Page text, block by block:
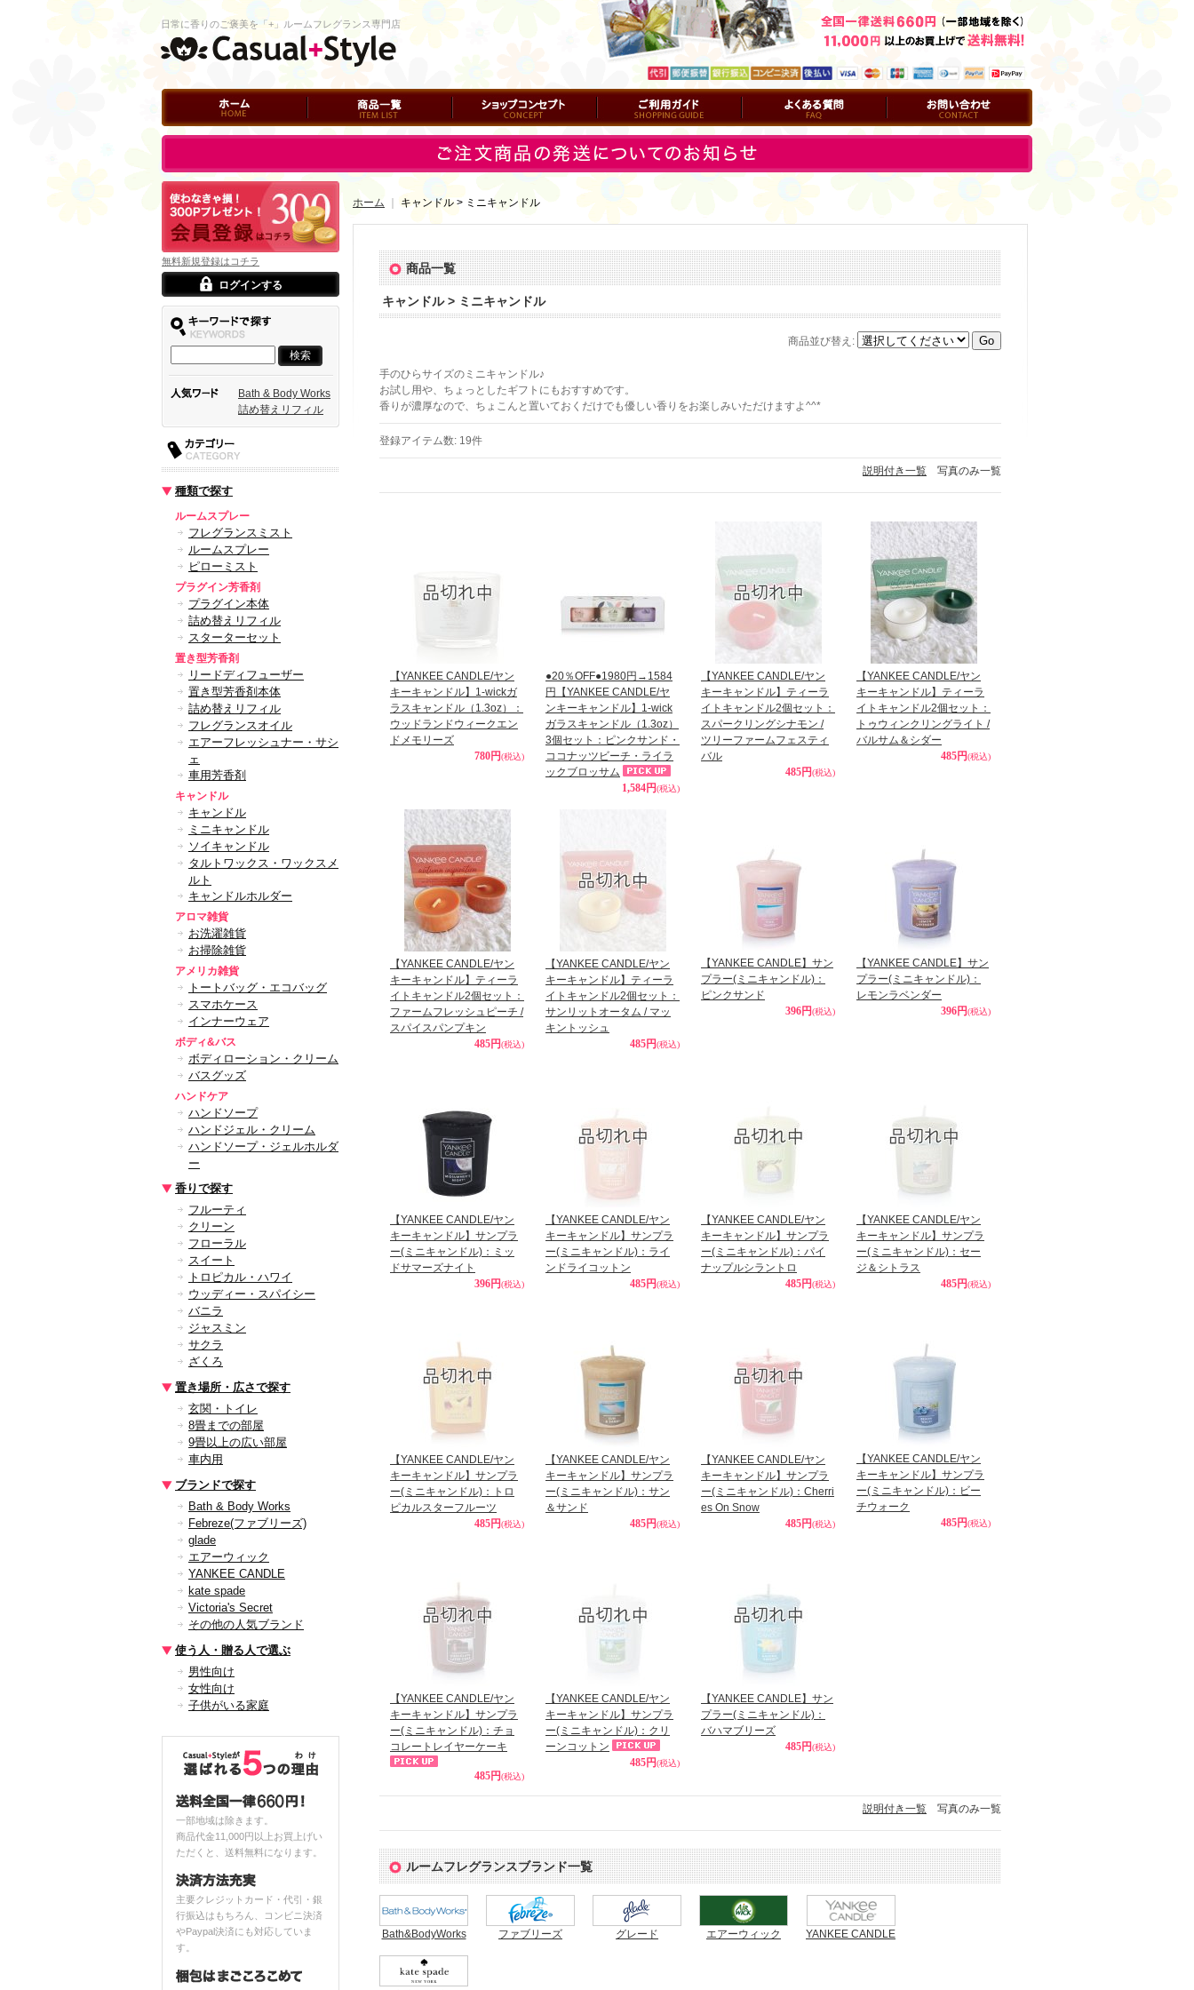
ホーム 商品一覧 ショップコンセプト ご利用ガイド よくある質問 お問い合わせ
日常に香りのご褒美を「+」ルームフレグランス専門店
ログイン
無料新規登録はコチラ
ログインする
Bath & Body Works
詰め替えリフィル
種類で探す
ルームスプレー
フレグランスミスト
ルームスプレー
ピローミスト
プラグイン芳香剤
プラグイン本体
詰め替えリフィル
スターターセット
置き型芳香剤
リードディフューザー
置き型芳香剤本体
詰め替えリフィル
フレグランスオイル
エアーフレッシュナー・サシ
ェ
車用芳香剤
キャンドル
キャンドル
ミニキャンドル
ソイキャンドル
タルトワックス・ワックスメ
ルト
キャンドルホルダー
アロマ雑貨
お洗濯雑貨
お掃除雑貨
アメリカ雑貨
トートバッグ・エコバッグ
スマホケース
インナーウェア
ボディ&バス
ボディローション・クリーム
バスグッズ
ハンドケア
ハンドソープ
ハンドジェル・クリーム
ハンドソープ・ジェルホルダ
ー
香りで探す
フルーティ
クリーン
フローラル
スイート
トロピカル・ハワイ
ウッディー・スパイシー
バニラ
ジャスミン
サクラ
ざくろ
置き場所・広さで探す
玄関・トイレ
8畳までの部屋
9畳以上の広い部屋
車内用
ブランドで探す
Bath & Body Works
Febreze(ファブリーズ)
glade
エアーウィック
YANKEE CANDLE
kate spade
Victoria's Secret
その他の人気ブランド
使う人・贈る人で選ぶ
男性向け
女性向け
子供がいる家庭
一部地域は除きます。
商品代金11,000円以上お買上げい
ただくと、送料無料になります。
主要クレジットカード・代引・銀
行振込はもちろん、コンビニ決済
やPaypal決済にも対応していま
す。
ホーム キャンドル > ミニキャンドル
商品一覧
キャンドル > ミニキャンドル
商品並び替え :
手のひらサイズのミニキャンドル♪
お試し用や、ちょっとしたギフトにもおすすめです。
香りが濃厚なので、ちょこんと置いておくだけでも優しい香りをお楽しみいただけますよ^^*
登録アイテム数: 19件
説明付き一覧 写真のみ一覧
【YANKEE CANDLE/ヤン
キーキャンドル】1-wickガ
ラスキャンドル（1.3oz）：
ウッドランドウィークエン
ドメモリーズ
780円(税込)
●20％OFF●1980円→1584
円【YANKEE CANDLE/ヤ
ンキーキャンドル】1-wick
ガラスキャンドル（1.3oz）
3個セット：ピンクサンド・
ココナッツビーチ・ライラ
ックブロッサム
1,584円(税込)
【YANKEE CANDLE/ヤン
キーキャンドル】ティーラ
イトキャンドル2個セット：
スパークリングシナモン /
ツリーファームフェスティ
バル
485円(税込)
【YANKEE CANDLE/ヤン
キーキャンドル】ティーラ
イトキャンドル2個セット：
トゥウィンクリングライト /
バルサム＆シダー
485円(税込)
【YANKEE CANDLE/ヤン
キーキャンドル】ティーラ
イトキャンドル2個セット：
ファームフレッシュピーチ /
スパイスパンプキン
485円(税込)
【YANKEE CANDLE/ヤン
キーキャンドル】ティーラ
イトキャンドル2個セット：
サンリットオータム / マッ
キントッシュ
485円(税込)
【YANKEE CANDLE】サン
プラー(ミニキャンドル)：
ピンクサンド
396円(税込)
【YANKEE CANDLE】サン
プラー(ミニキャンドル)：
レモンラベンダー
396円(税込)
【YANKEE CANDLE/ヤン
キーキャンドル】サンプラ
ー(ミニキャンドル)：ミッ
ドサマーズナイト
396円(税込)
【YANKEE CANDLE/ヤン
キーキャンドル】サンプラ
ー(ミニキャンドル)：ライ
ンドライコットン
485円(税込)
【YANKEE CANDLE/ヤン
キーキャンドル】サンプラ
ー(ミニキャンドル)：パイ
ナップルシラントロ
485円(税込)
【YANKEE CANDLE/ヤン
キーキャンドル】サンプラ
ー(ミニキャンドル)：セー
ジ＆シトラス
485円(税込)
【YANKEE CANDLE/ヤン
キーキャンドル】サンプラ
ー(ミニキャンドル)：トロ
ピカルスターフルーツ
485円(税込)
【YANKEE CANDLE/ヤン
キーキャンドル】サンプラ
ー(ミニキャンドル)：サン
＆サンド
485円(税込)
【YANKEE CANDLE/ヤン
キーキャンドル】サンプラ
ー(ミニキャンドル)：Cherri
es On Snow
485円(税込)
【YANKEE CANDLE/ヤン
キーキャンドル】サンプラ
ー(ミニキャンドル)：ビー
チウォーク
485円(税込)
【YANKEE CANDLE/ヤン
キーキャンドル】サンプラ
ー(ミニキャンドル)：チョ
コレートレイヤーケーキ
485円(税込)
【YANKEE CANDLE/ヤン
キーキャンドル】サンプラ
ー(ミニキャンドル)：クリ
ーンコットン
485円(税込)
【YANKEE CANDLE】サン
プラー(ミニキャンドル)：
バハマブリーズ
485円(税込)
説明付き一覧 写真のみ一覧
ルームフレグランスブランド一覧
Bath&BodyWorks ファブリーズ グレード エアーウィック YANKEE CANDLE